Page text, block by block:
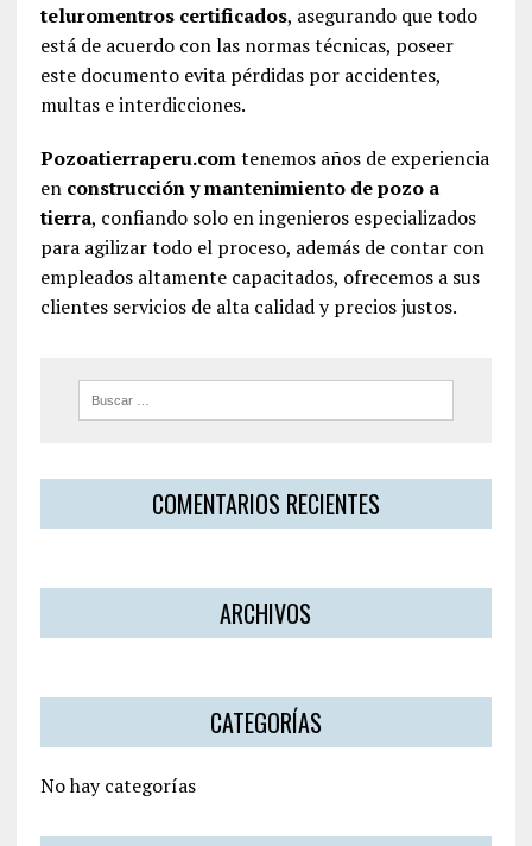
teluromentros certificados, asegurando que todo
está de acuerdo con las normas técnicas, poseer
este documento evita pérdidas por accidentes,
multas e interdicciones.
Pozoatierraperu.comtenemos años de experiencia
en construcción y mantenimiento de pozo a
tierra, confiando solo en ingenieros especializados
para agilizar todo el proceso, además de contar con
empleados altamente capacitados, ofrecemos a sus
clientes servicios de alta calidad y precios justos.
COMENTARIOS RECIENTES
ARCHIVOS
CATEGORÍAS
No hay categorías